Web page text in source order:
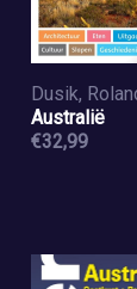
Dusik,
Australië
€32,99